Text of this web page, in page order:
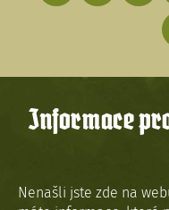
Informace
Nenašli jste zde na